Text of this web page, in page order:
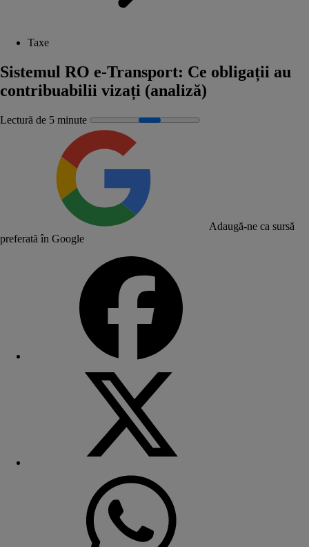
Taxe
Sistemul RO e-Transport: Ce obligații au
contribuabilii vizați (analiză)
Lectură de 5 minute
Adaugă-ne ca sursă
preferată în Google